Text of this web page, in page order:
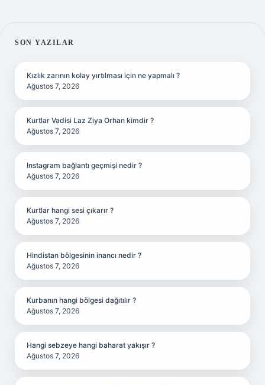
SIDEBAR
SON YAZILAR
Kızlık zarının kolay yırtılması için ne yapmalı ?
Ağustos 7, 2026
Kurtlar Vadisi Laz Ziya Orhan kimdir ?
Ağustos 7, 2026
Instagram bağlantı geçmişi nedir ?
Ağustos 7, 2026
Kurtlar hangi sesi çıkarır ?
Ağustos 7, 2026
Hindistan bölgesinin inancı nedir ?
Ağustos 7, 2026
Kurbanın hangi bölgesi dağıtılır ?
Ağustos 7, 2026
Hangi sebzeye hangi baharat yakışır ?
Ağustos 7, 2026